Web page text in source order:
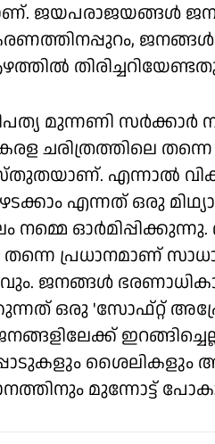
ജയപരാജയങ്ങൾ
മുന്നണി സർക്കാർ
ചരിത്രത്തിലെ
എന്നാൽ
എന്നത് ഒരു
ഓർമിപ്പിക്കുന്നു.
തന്നെ പ്രധാനമാണ്
ജനങ്ങൾ
ഒരു 'സോഫ്റ്റ്
ശൈലികളും
മുന്നോട്ട്